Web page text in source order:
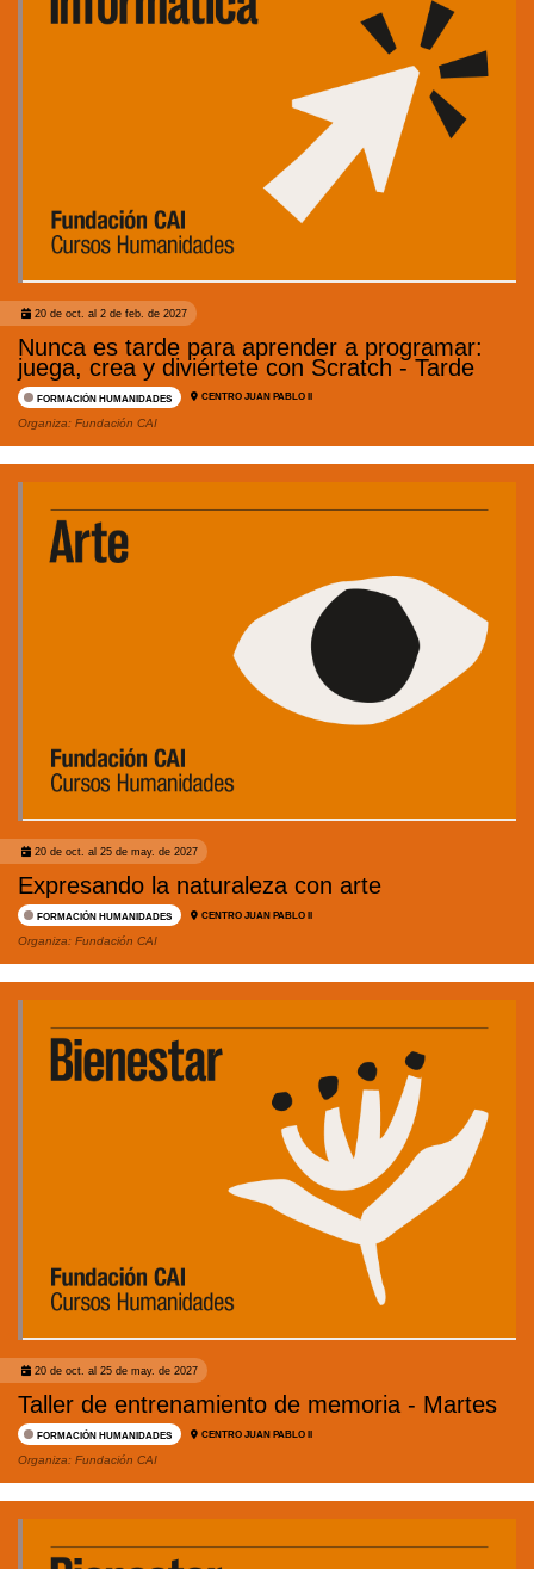
20 de oct. al 2 de feb. de 2027
Nunca es tarde para aprender a programar:
juega, crea y diviértete con Scratch - Tarde
FORMACIÓN HUMANIDADES CENTRO JUAN PABLO II
Organiza: Fundación CAI
20 de oct. al 25 de may. de 2027
Expresando la naturaleza con arte
FORMACIÓN HUMANIDADES CENTRO JUAN PABLO II
Organiza: Fundación CAI
20 de oct. al 25 de may. de 2027
Taller de entrenamiento de memoria - Martes
FORMACIÓN HUMANIDADES CENTRO JUAN PABLO II
Organiza: Fundación CAI